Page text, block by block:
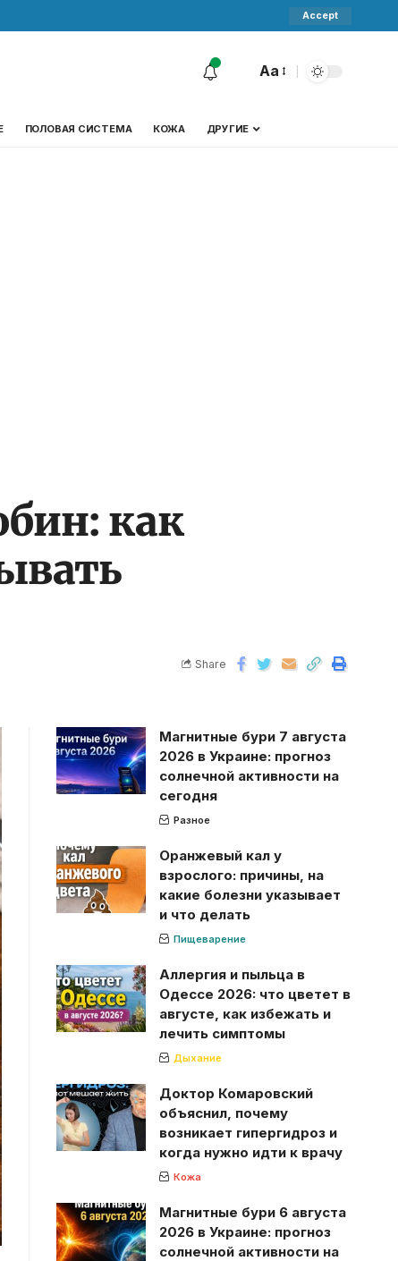
Accept
Aa
ПОЛОВАЯ СИСТЕМА КОЖА ДРУГИЕ
как
Share
Магнитные бури 7 августа
2026 в Украине: прогноз
солнечной активности на
сегодня
Разное
Оранжевый кал у
взрослого: причины, на
какие болезни указывает
и что делать
Пищеварение
Аллергия и пыльца в
Одессе 2026: что цветет в
августе, как избежать и
лечить симптомы
Дыхание
Доктор Комаровский
объяснил, почему
возникает гипергидроз и
когда нужно идти к врачу
Кожа
Магнитные бури 6 августа
2026 в Украине: прогноз
солнечной активности на